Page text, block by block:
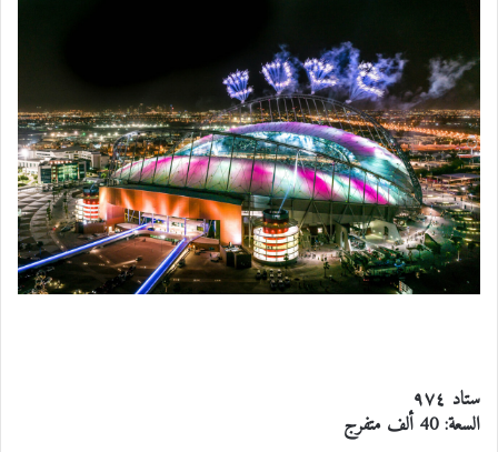
ستاد ٩٧٤
السعة: 40 ألف متفرج